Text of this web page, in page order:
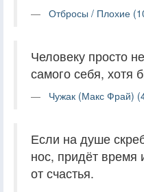
Отбросы / Плохие
Человеку просто
самого себя, хотя
Чужак (Макс Фрай)
Если на душе
нос, придёт время
от счастья.